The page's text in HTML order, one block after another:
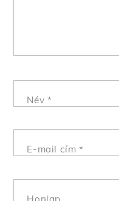
Név *
E-mail cím*
Honlap